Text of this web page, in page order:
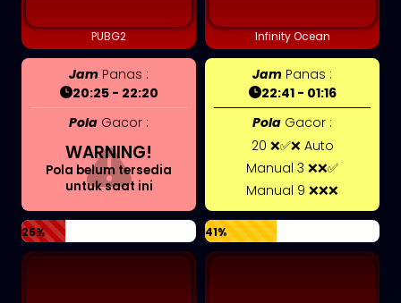
PUBG2
Jam Panas :
20:25 - 22:20
Pola Gacor :
WARNING!
Pola belum tersedia
untuk saat ini
25%
Infinity Ocean
Jam Panas :
22:41 - 01:16
Pola Gacor :
20 ❌✅❌ Auto
Manual 3 ❌❌✅
Manual 9 ❌❌❌
41%